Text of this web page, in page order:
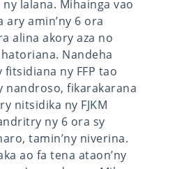
lalana. Mihainga vao
ary amin’ny 6 ora
alina akory aza no
Nandeha
ny FFP tao
nandroso, fikarakarana
nitsidika ny FJKM
ny 6 ora sy
tamin’ny niverina.
ao fa tena ataon’ny